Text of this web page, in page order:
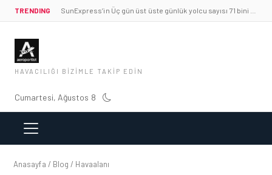
TRENDING
HAVACILIĞI BIZIMLE TAKIP EDIN
Cumartesi, Ağustos 8
Anasayfa / Blog / Havaalanı